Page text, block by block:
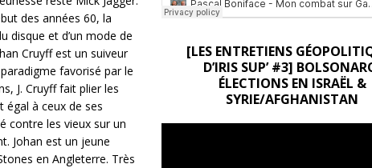
des années 60, la
disque et d’un mode de
Cruyff est un suiveur
favorisé par le
J. Cruyff fait plier les
égal à ceux de ses
contre les vieux sur un
Johan est un jeune
en Angleterre. Très
[LES ENTRETIENS
D’IRIS SUP’ #3]
ÉLECTIONS EN ISRAËL &
SYRIE/AFGHANISTAN